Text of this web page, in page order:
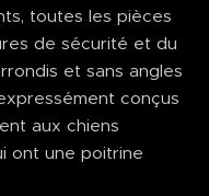
toutes les pièces
de sécurité et du
et sans angles
conçus
aux chiens
ont une poitrine